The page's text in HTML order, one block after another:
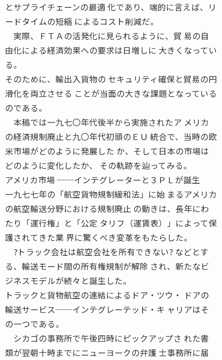
とサプライチェーンの最適 化であり、端的に言えば、リ
ードタイムの短縮 によるコスト削減だ。
実際、ＦＴＡの活発化に見られるように、貿 易の自
由化による経済効果への要求は日増しに 大きくなってい
る。
そのために、輸出入貨物の セキュリティ確保と貿易の円
滑化を両立させる ことが当面の大きな課題となっている
のである。
本稿では一九七〇年代後半から実施されたア メリカ
の経済規制廃止と九〇年代初頭のＥＵ 統合で、当時の欧
米市場がどのように発展した か、そして日本の市場は
どのように変化したか、 その軌跡を辿ってみる。
アメリカ市場 ──インテグレーターと３ＰＬが誕生
一九七七年の「航空貨物規制緩和法」に始 まるアメリカ
の航空輸送分野における規制廃止 の動きは、長年にわ
たり「運行権」と「公定 タリフ（運賃表）」によって保
護されてきた業 界に驚くべき変革をもたらした。
?トラック会社は航空会社を所有できない? などとす
る、輸送モード間の所有権規制が解除 され、新たなビ
ジネスモデルが続々と誕生した。
トラックと貨物航空の連結によるドア・ツウ・ ドアの
輸送サービス──インテグレーテッド・キ ャリアはそ
の一つである。
シカゴの事務所で午後四時にピックアップさ れた書
類が翌朝十時までにニューヨークの弁護 士事務所に届